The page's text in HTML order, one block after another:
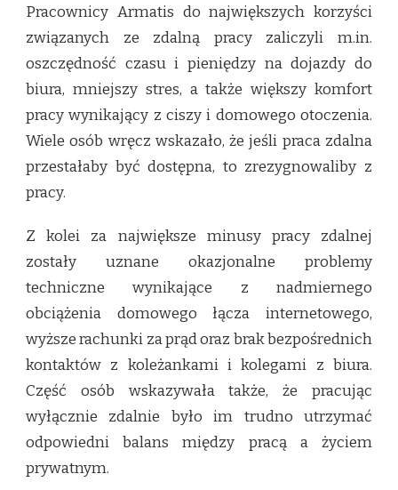
Pracownicy Armatis do największych korzyści
związanych ze zdalną pracy zaliczyli m.in.
oszczędność czasu i pieniędzy na dojazdy do
biura, mniejszy stres, a także większy komfort
pracy wynikający z ciszy i domowego otoczenia.
Wiele osób wręcz wskazało, że jeśli praca zdalna
przestałaby być dostępna, to zrezygnowaliby z
pracy.
Z kolei za największe minusy pracy zdalnej
zostały uznane okazjonalne problemy
techniczne wynikające z nadmiernego
obciążenia domowego łącza internetowego,
wyższe rachunki za prąd oraz brak bezpośrednich
kontaktów z koleżankami i kolegami z biura.
Część osób wskazywała także, że pracując
wyłącznie zdalnie było im trudno utrzymać
odpowiedni balans między pracą a życiem
prywatnym.